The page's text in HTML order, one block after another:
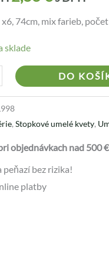
74cm, mix farieb,
sklade
DO
,Stopkové umelé kvety,
objednávkach nad 500 €
bez rizika!
platby